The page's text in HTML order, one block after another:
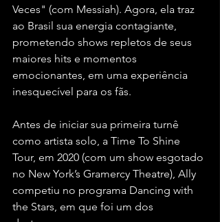
Veces" (com Messiah). Agora, ela traz
ao Brasil sua energia contagiante,
prometendo shows repletos de seus
maiores hits e momentos
emocionantes, em uma experiência
inesquecível para os fãs.
Antes de iniciar sua primeira turnê
como artista solo, a Time To Shine
Tour, em 2020 (com um show esgotado
no New York’s Gramercy Theatre), Ally
competiu no programa Dancing with
the Stars, em que foi um dos